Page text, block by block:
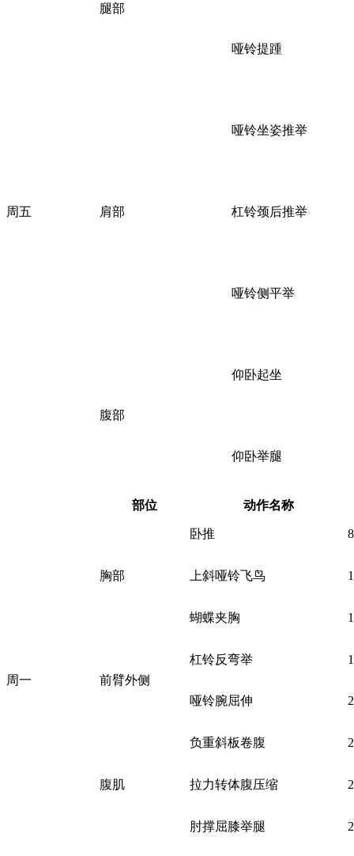
周五
腿部
哑铃提踵
肩部
哑铃坐姿推举
杠铃颈后推举
哑铃侧平举
腹部
仰卧起坐
仰卧举腿
部位 动作名称
周一
胸部
卧推
上斜哑铃飞鸟
蝴蝶夹胸
前臂外侧
杠铃反弯举
哑铃腕屈伸
腹肌
负重斜板卷腹
拉力转体腹压缩
肘撑屈膝举腿